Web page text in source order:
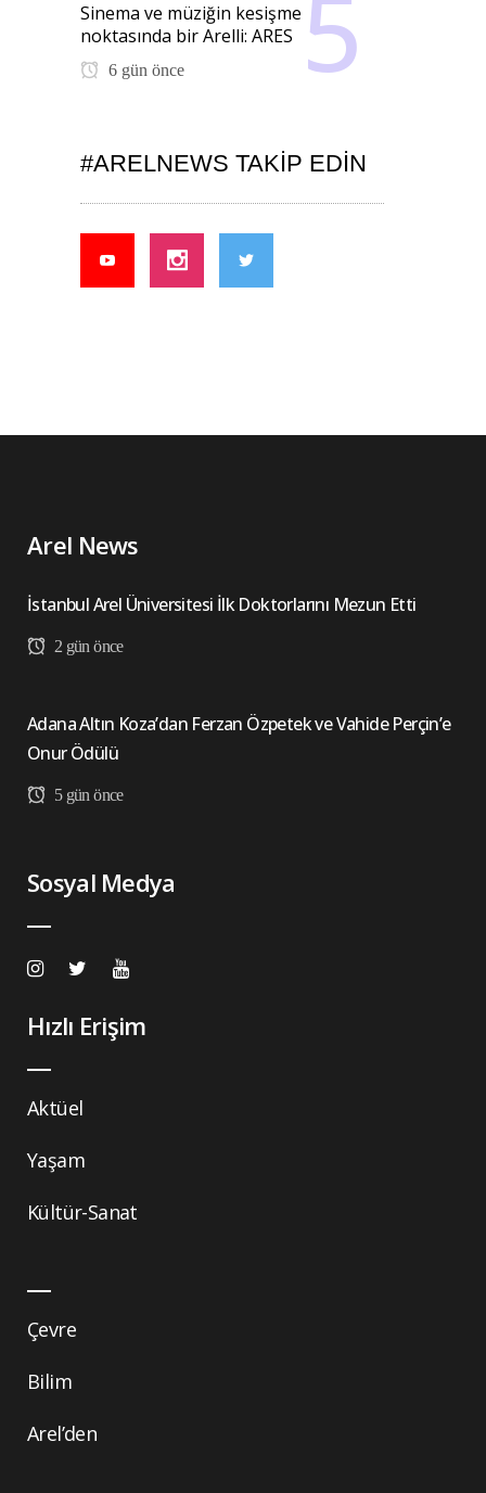
Sinema ve müziğin kesişme
noktasında bir Arelli: ARES
6 gün önce
#ARELNEWS TAKIP EDIN
Arel News
İstanbul Arel Üniversitesi İlk Doktorlarını Mezun Etti
2 gün önce
Adana Altın Koza’dan Ferzan Özpetek ve Vahide Perçin’e
Onur Ödülü
5 gün önce
Sosyal Medya
Hızlı Erişim
Aktüel
Yaşam
Kültür-Sanat
Çevre
Bilim
Arel’den